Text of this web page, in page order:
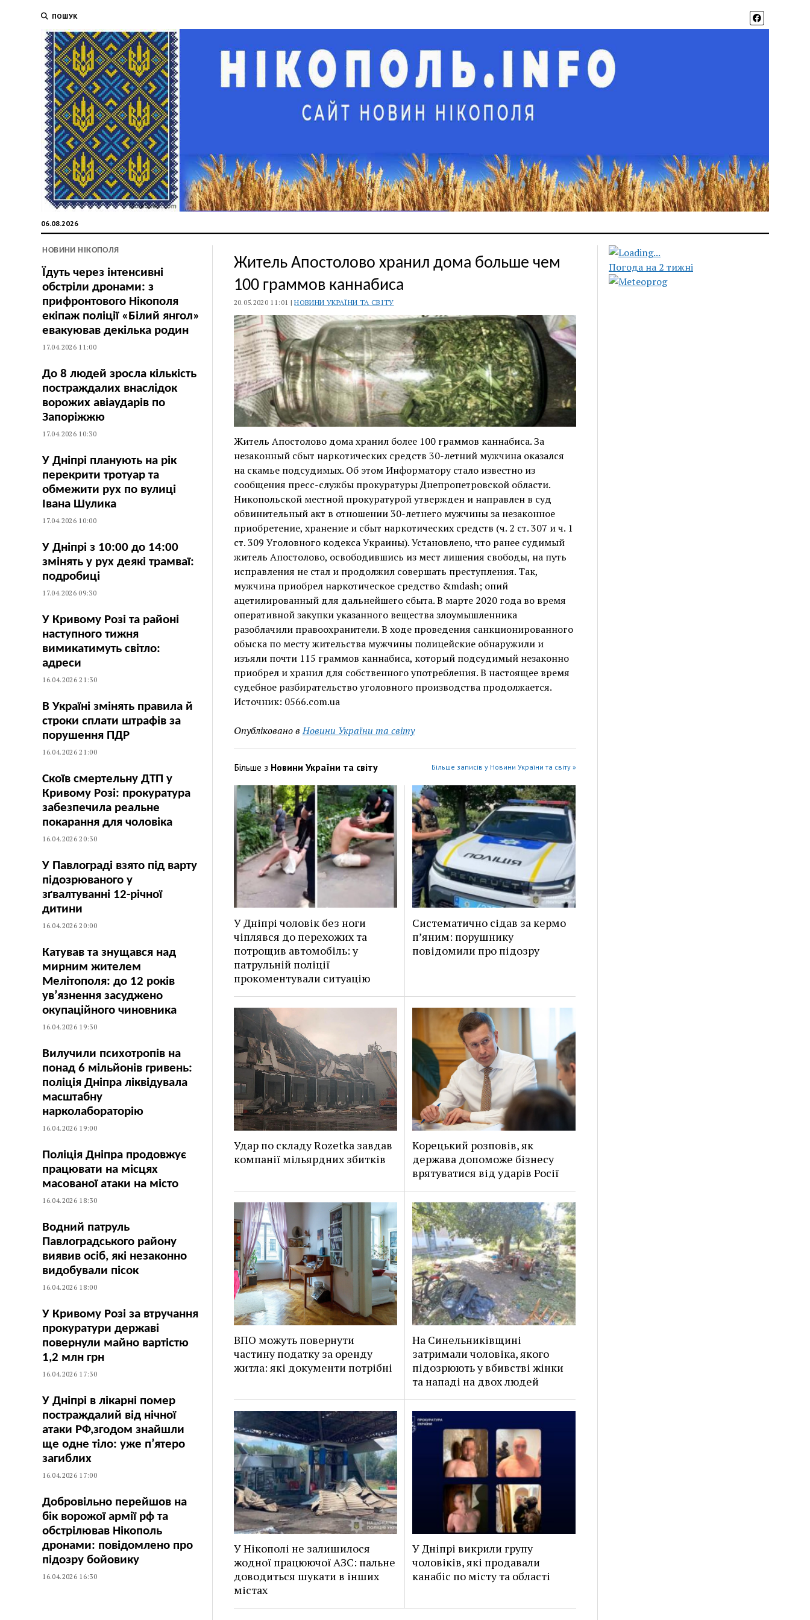
ПОШУК
06.08.2026
НОВИНИ НІКОПОЛЯ
Їдуть через інтенсивні
обстріли дронами: з
прифронтового Нікополя
екіпаж поліції «Білий янгол»
евакуював декілька родин
17.04.2026 11:00
До 8 людей зросла кількість
постраждалих внаслідок
ворожих авіаударів по
Запоріжжю
17.04.2026 10:30
У Дніпрі планують на рік
перекрити тротуар та
обмежити рух по вулиці
Івана Шулика
17.04.2026 10:00
У Дніпрі з 10:00 до 14:00
змінять у рух деякі трамваї:
подробиці
17.04.2026 09:30
У Кривому Розі та районі
наступного тижня
вимикатимуть світло:
адреси
16.04.2026 21:30
В Україні змінять правила й
строки сплати штрафів за
порушення ПДР
16.04.2026 21:00
Скоїв смертельну ДТП у
Кривому Розі: прокуратура
забезпечила реальне
покарання для чоловіка
16.04.2026 20:30
У Павлограді взято під варту
підозрюваного у
зґвалтуванні 12-річної
дитини
16.04.2026 20:00
Катував та знущався над
мирним жителем
Мелітополя: до 12 років
ув’язнення засуджено
окупаційного чиновника
16.04.2026 19:30
Вилучили психотропів на
понад 6 мільйонів гривень:
поліція Дніпра ліквідувала
масштабну
нарколабораторію
16.04.2026 19:00
Поліція Дніпра продовжує
працювати на місцях
масованої атаки на місто
16.04.2026 18:30
Водний патруль
Павлоградського району
виявив осіб, які незаконно
видобували пісок
16.04.2026 18:00
У Кривому Розі за втручання
прокуратури державі
повернули майно вартістю
1,2 млн грн
16.04.2026 17:30
У Дніпрі в лікарні помер
постраждалий від нічної
атаки РФ,згодом знайшли
ще одне тіло: уже п’ятеро
загиблих
16.04.2026 17:00
Добровільно перейшов на
бік ворожої армії рф та
обстрілював Нікополь
дронами: повідомлено про
підозру бойовику
16.04.2026 16:30
Житель Апостолово хранил дома больше чем
100 граммов каннабиса
20.05.2020 11:01 |НОВИНИ УКРАЇНИ ТА СВІТУ
Житель Апостолово дома хранил более 100 граммов каннабиса. За
незаконный сбыт наркотических средств 30-летний мужчина оказался
на скамье подсудимых. Об этом Информатору стало известно из
сообщения пресс-службы прокуратуры Днепропетровской области.
Никопольской местной прокуратурой утвержден и направлен в суд
обвинительный акт в отношении 30-летнего мужчины за незаконное
приобретение, хранение и сбыт наркотических средств (ч. 2 ст. 307 и ч. 1
ст. 309 Уголовного кодекса Украины). Установлено, что ранее судимый
житель Апостолово, освободившись из мест лишения свободы, на путь
исправления не стал и продолжил совершать преступления. Так,
мужчина приобрел наркотическое средство &mdash; опий
ацетилированный для дальнейшего сбыта. В марте 2020 года во время
оперативной закупки указанного вещества злоумышленника
разоблачили правоохранители. В ходе проведения санкционированного
обыска по месту жительства мужчины полицейские обнаружили и
изъяли почти 115 граммов каннабиса, который подсудимый незаконно
приобрел и хранил для собственного употребления. В настоящее время
судебное разбирательство уголовного производства продолжается.
Источник: 0566.com.ua
Опубліковано в Новини України та світу
Більше з Новини України та світу Більше записів у Новини України та світу »
У Дніпрі чоловік без ноги
чіплявся до перехожих та
потрощив автомобіль: у
патрульній поліції
прокоментували ситуацію
Систематично сідав за кермо
п’яним: порушнику
повідомили про підозру
Удар по складу Rozetka завдав
компанії мільярдних збитків
Корецький розповів, як
держава допоможе бізнесу
врятуватися від ударів Росії
ВПО можуть повернути
частину податку за оренду
житла: які документи потрібні
На Синельниківщині
затримали чоловіка, якого
підозрюють у вбивстві жінки
та нападі на двох людей
У Нікополі не залишилося
жодної працюючої АЗС: пальне
доводиться шукати в інших
містах
У Дніпрі викрили групу
чоловіків, які продавали
канабіс по місту та області
Погода на 2 тижні